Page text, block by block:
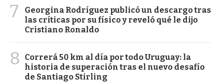
7
Georgina Rodríguez publicó un descargo tras
las críticas por su físico y reveló qué le dijo
Cristiano Ronaldo
8
Correrá 50 km al día por todo Uruguay: la
historia de superación tras el nuevo desafío
de Santiago Stirling